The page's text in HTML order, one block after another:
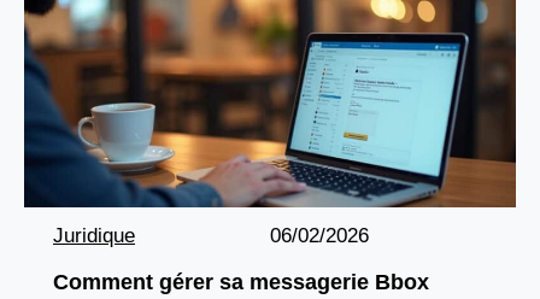
Juridique 06/02/2026
Comment gérer sa messagerie Bbox